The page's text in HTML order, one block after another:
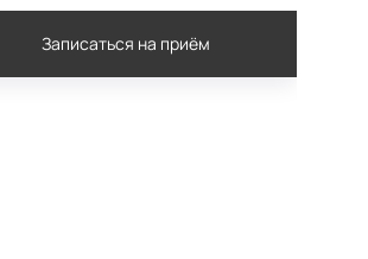
Записаться на приём